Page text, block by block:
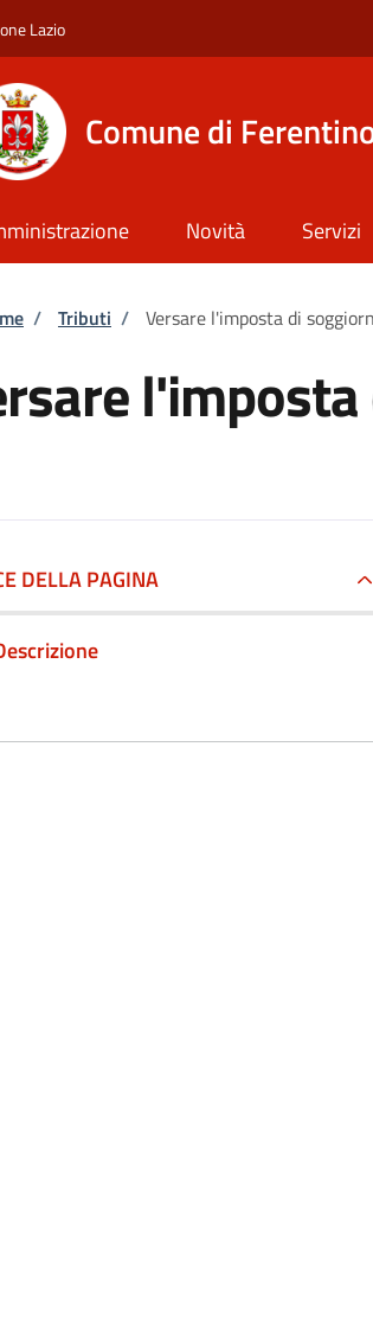
Lazio
Comune di
Novità Servizi
di pane
/ Tributi / Versare l'imposta di
DELLA PAGINA